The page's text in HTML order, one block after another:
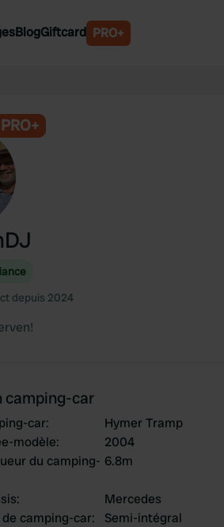
BlogGiftcard PRO+
PRO+
depuis 2024
camping-car
car:
Hymer Tramp
modèle:
2004
du camping- 6.8m
:
Mercedes
de camping-car:
Semi-intégral